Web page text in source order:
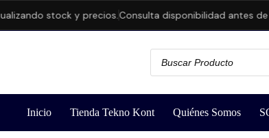
stock y precios.Consulta disponibilidad antes de
Inicio Tienda Tekno Kont Quiénes Somos